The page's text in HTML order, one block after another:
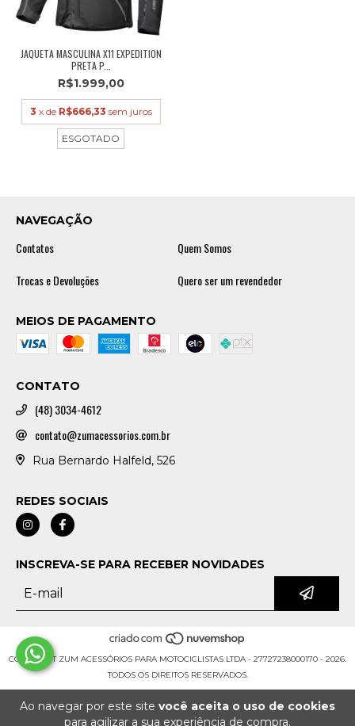
Ao navegar por este site você aceita o uso de cookies
para agilizar a sua experiência de compra.
JAQUETA MASCULINA X11 EXPEDITION
PRETA P...
R$1.999,00
3 x de R$666,33 sem juros
ESGOTADO
NAVEGAÇÃO
Contatos
Quem Somos
Trocas e Devoluções
Quero ser um revendedor
MEIOS DE PAGAMENTO
CONTATO
(48) 3034-4612
contato@zumacessorios.com.br
Rua Bernardo Halfeld, 526
REDES SOCIAIS
INSCREVA-SE PARA RECEBER NOVIDADES
COPYRIGHT ZUM ACESSÓRIOS PARA MOTOCICLISTAS LTDA - 27727238000170 - 2026.
TODOS OS DIREITOS RESERVADOS.